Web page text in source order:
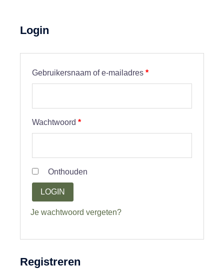
Login
Gebruikersnaam of e-mailadres *Vereist
Wachtwoord *Vereist
Onthouden
LOGIN
Je wachtwoord vergeten?
Registreren